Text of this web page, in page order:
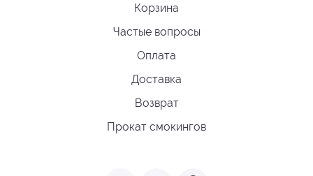
Корзина
Частые вопросы
Оплата
Доставка
Возврат
Прокат смокингов